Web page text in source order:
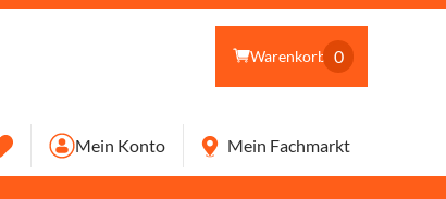
Warenkorb 0
Mein Konto Mein Fachmarkt